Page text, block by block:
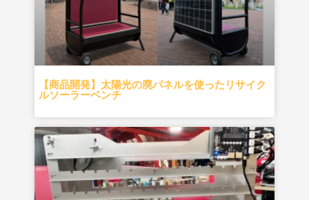
【商品開発】太陽光の廃パネルを使ったリサイク
ルソーラーベンチ